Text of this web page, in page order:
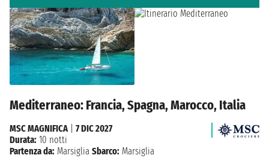
Mediterraneo: Francia, Spagna, Marocco, Italia
MSC MAGNIFICA| 7 DIC 2027
Durata: 10 notti
Partenza da: Marsiglia Sbarco: Marsiglia